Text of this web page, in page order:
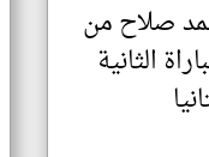
صلاح من
الثانية